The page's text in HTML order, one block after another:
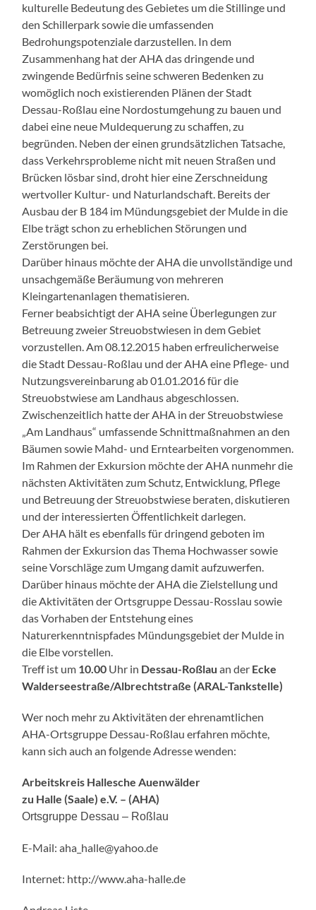
kulturelle Bedeutung des Gebietes um die Stillinge und
den Schillerpark sowie die umfassenden
Bedrohungspotenziale darzustellen. In dem
Zusammenhang hat der AHA das dringende und
zwingende Bedürfnis seine schweren Bedenken zu
womöglich noch existierenden Plänen der Stadt
Dessau-Roßlau eine Nordostumgehung zu bauen und
dabei eine neue Muldequerung zu schaffen, zu
begründen. Neben der einen grundsätzlichen Tatsache,
dass Verkehrsprobleme nicht mit neuen Straßen und
Brücken lösbar sind, droht hier eine Zerschneidung
wertvoller Kultur- und Naturlandschaft. Bereits der
Ausbau der B 184 im Mündungsgebiet der Mulde in die
Elbe trägt schon zu erheblichen Störungen und
Zerstörungen bei.
Darüber hinaus möchte der AHA die unvollständige und
unsachgemäße Beräumung von mehreren
Kleingartenanlagen thematisieren.
Ferner beabsichtigt der AHA seine Überlegungen zur
Betreuung zweier Streuobstwiesen in dem Gebiet
vorzustellen. Am 08.12.2015 haben erfreulicherweise
die Stadt Dessau-Roßlau und der AHA eine Pflege- und
Nutzungsvereinbarung ab 01.01.2016 für die
Streuobstwiese am Landhaus abgeschlossen.
Zwischenzeitlich hatte der AHA in der Streuobstwiese
„Am Landhaus“ umfassende Schnittmaßnahmen an den
Bäumen sowie Mahd- und Erntearbeiten vorgenommen.
Im Rahmen der Exkursion möchte der AHA nunmehr die
nächsten Aktivitäten zum Schutz, Entwicklung, Pflege
und Betreuung der Streuobstwiese beraten, diskutieren
und der interessierten Öffentlichkeit darlegen.
Der AHA hält es ebenfalls für dringend geboten im
Rahmen der Exkursion das Thema Hochwasser sowie
seine Vorschläge zum Umgang damit aufzuwerfen.
Darüber hinaus möchte der AHA die Zielstellung und
die Aktivitäten der Ortsgruppe Dessau-Rosslau sowie
das Vorhaben der Entstehung eines
Naturerkenntnispfades Mündungsgebiet der Mulde in
die Elbe vorstellen.
Treff ist um 10.00 Uhr in Dessau-Roßlau an der Ecke
Walderseestraße/Albrechtstraße (ARAL-Tankstelle)
Wer noch mehr zu Aktivitäten der ehrenamtlichen
AHA-Ortsgruppe Dessau-Roßlau erfahren möchte,
kann sich auch an folgende Adresse wenden:
Arbeitskreis Hallesche Auenwälder
zu Halle (Saale) e.V. – (AHA)
Ortsgruppe Dessau – Roßlau
E-Mail: aha_halle@yahoo.de
Internet: http://www.aha-halle.de